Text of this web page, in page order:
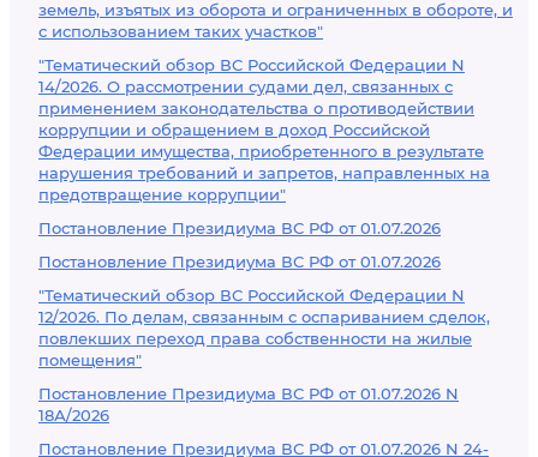
земель, изъятых из оборота и ограниченных в обороте, и
с использованием таких участков"
"Тематический обзор ВС Российской Федерации N
14/2026. О рассмотрении судами дел, связанных с
применением законодательства о противодействии
коррупции и обращением в доход Российской
Федерации имущества, приобретенного в результате
нарушения требований и запретов, направленных на
предотвращение коррупции"
Постановление Президиума ВС РФ от 01.07.2026
Постановление Президиума ВС РФ от 01.07.2026
"Тематический обзор ВС Российской Федерации N
12/2026. По делам, связанным с оспариванием сделок,
повлекших переход права собственности на жилые
помещения"
Постановление Президиума ВС РФ от 01.07.2026 N
18А/2026
Постановление Президиума ВС РФ от 01.07.2026 N 24-